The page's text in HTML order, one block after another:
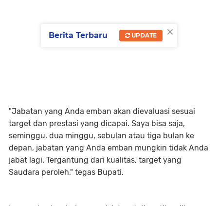
"Jabatan yang Anda emban akan dievaluasi sesuai
target dan prestasi yang dicapai. Saya bisa saja,
seminggu, dua minggu, sebulan atau tiga bulan ke
depan, jabatan yang Anda emban mungkin tidak Anda
jabat lagi. Tergantung dari kualitas, target yang
Saudara peroleh," tegas Bupati.
×
Berita Terbaru UPDATE